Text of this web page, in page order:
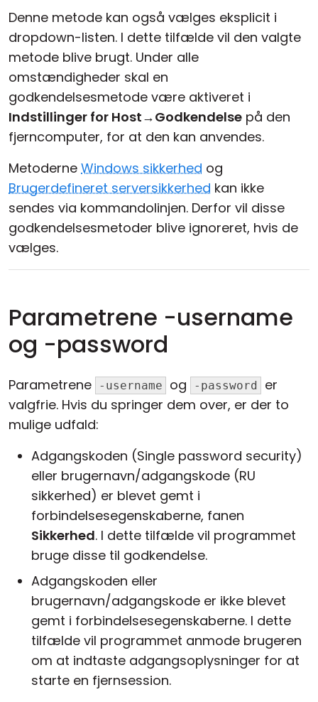
Denne metode kan også vælges eksplicit i
dropdown-listen. I dette tilfælde vil den valgte
metode blive brugt. Under alle
omstændigheder skal en
godkendelsesmetode være aktiveret i
Indstillinger for Host→Godkendelse på den
fjerncomputer, for at den kan anvendes.
Metoderne Windows sikkerhed og
Brugerdefineret serversikkerhed kan ikke
sendes via kommandolinjen. Derfor vil disse
godkendelsesmetoder blive ignoreret, hvis de
vælges.
Parametrene -username
og -password
Parametrene -username og -password
er
valgfrie. Hvis du springer dem over, er der to
mulige udfald:
Adgangskoden (Single password security)
eller brugernavn/adgangskode (RU
sikkerhed) er blevet gemt i
forbindelsesegenskaberne, fanen
Sikkerhed. I dette tilfælde vil programmet
bruge disse til godkendelse.
Adgangskoden eller
brugernavn/adgangskode er ikke blevet
gemt i forbindelsesegenskaberne. I dette
tilfælde vil programmet anmode brugeren
om at indtaste adgangsoplysninger for at
starte en fjernsession.